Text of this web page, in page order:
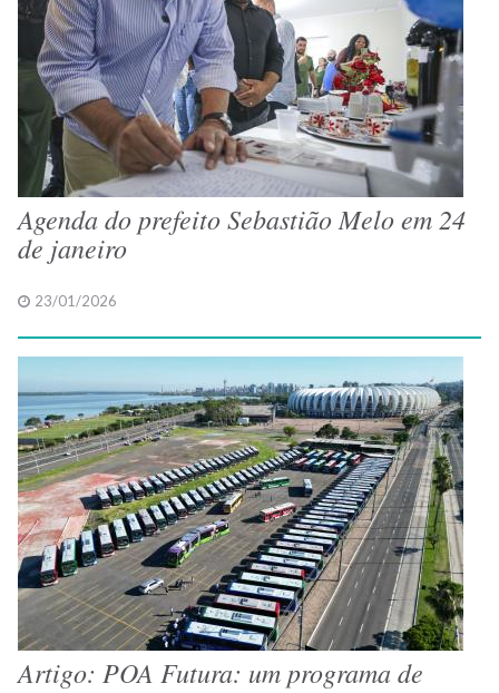
Agenda do prefeito Sebastião Melo em 24
de janeiro
23/01/2026
Artigo: POA Futura: um programa de